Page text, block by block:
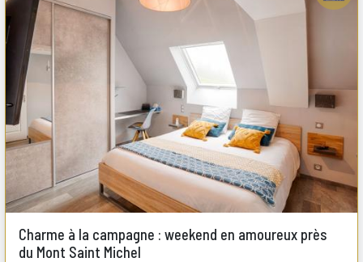
Charme à la campagne : weekend en amoureux près
du Mont Saint Michel